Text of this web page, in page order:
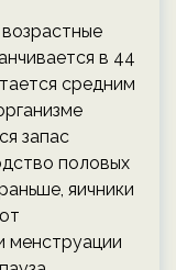
в 44
средним
запас
половых
яичники
менструации